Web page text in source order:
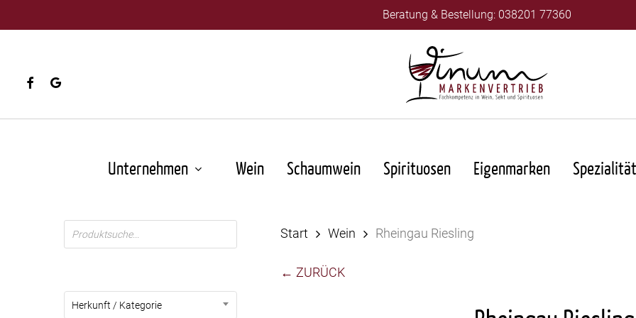
to
content
Beratung & Bestellung: 038201 77360
facebookgoogle-
Unternehmen Wein Schaumwein Spirituosen Eigenmarken
Products
search
Herkunft / Kategorie
Start Wein Rheingau Riesling
← ZURÜCK